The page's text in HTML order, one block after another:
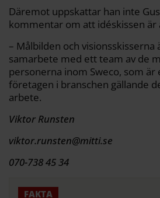
Däremot uppskattar han inte
kommentar om att idéskissen är
– Målbilden och visionsskisserna
samarbete med ett team av de
personerna inom Sweco, som är
företagen i branschen gällande
arbete.
Viktor Runsten
viktor.runsten@mitti.se
070-738 45 34